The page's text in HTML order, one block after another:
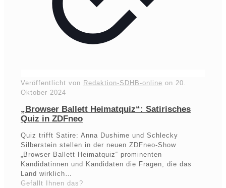
Veröffentlicht von Redaktion-SDHB-online on 20.
Oktober 2024
„Browser Ballett Heimatquiz“: Satirisches
Quiz in ZDFneo
Quiz trifft Satire: Anna Dushime und Schlecky
Silberstein stellen in der neuen ZDFneo-Show
„Browser Ballett Heimatquiz“ prominenten
Kandidatinnen und Kandidaten die Fragen, die das
Land wirklich…
Gefällt Ihnen das?